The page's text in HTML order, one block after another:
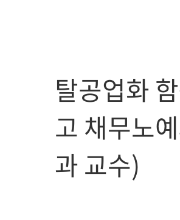
탈공업화
고 채무노
과 교수)